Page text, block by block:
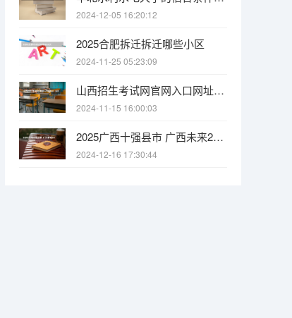
2024-12-05 16:20:12
2025合肥拆迁拆迁哪些小区
2024-11-25 05:23:09
山西招生考试网官网入口网址：http://www.sxkszx.cn/ 全国2024年各地区成人高考报名时间及入口
2024-11-15 16:00:03
2025广西十强县市 广西未来2025重点发展的城市
2024-12-16 17:30:44